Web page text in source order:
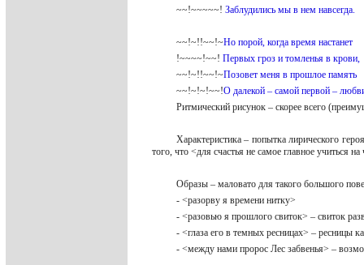
~~!~~~~~! Заблудились мы в нем навсегда.
~~!~!!~~!~Но порой, когда время настанет
!~~~~!~~! Первых гроз и томленья в крови,
~~!~!!~~!~Позовет меня в прошлое память
~~!~!~!~~!О далекой – самой первой –
Ритмический рисунок – скорее всего
Характеристика – попытка лирического
того, что <для счастья не самое главное учиться
Образы – маловато для такого большого
- <разорву я времени нитку>
- <разовью я прошлого свиток> – свиток
- <глаза его в темных ресницах> – ресницы
- <между нами пророс Лес забвенья> –